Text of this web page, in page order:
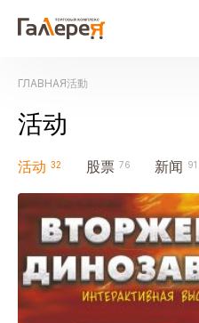
RU Russian
活動
商店
購物中心佈局
公司簡介
照片庫
聯絡方式
ГЛАВНАЯ活動
活动
活动 股票 新闻